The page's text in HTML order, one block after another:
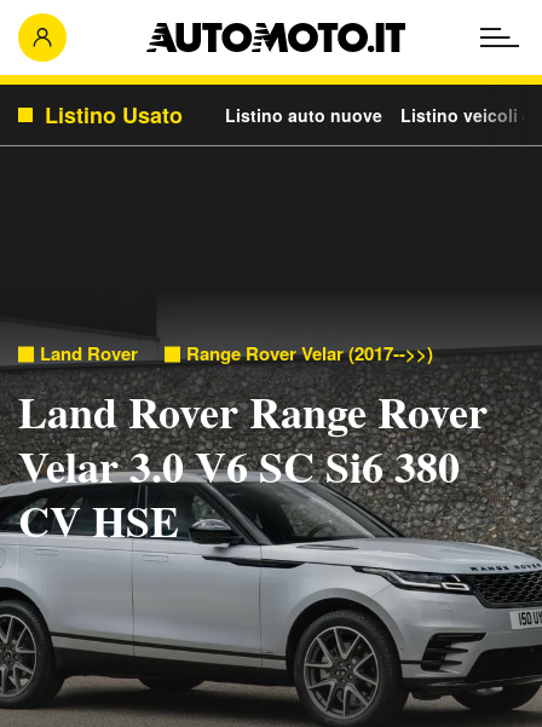
Listino Usato Listino auto nuove Listino veicoli
Land Rover Range Rover Velar (2017-->>)
Land Rover Range Rover
Velar 3.0 V6 SC Si6 380
CV HSE